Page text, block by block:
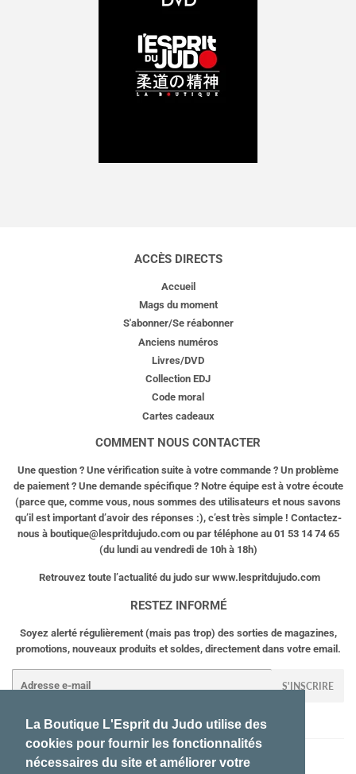
La Boutique L'Esprit du Judo utilise des
cookies pour fournir les fonctionnalités
nécessaires du site et améliorer votre
ACCÈS DIRECTS
Accueil
Mags du moment
S'abonner/Se réabonner
Anciens numéros
Livres/DVD
Collection EDJ
Code moral
Cartes cadeaux
COMMENT NOUS CONTACTER
Une question ? Une vérification suite à votre commande ? Un problème
de paiement ? Une demande spécifique ? Notre équipe est à votre écoute
(parce que, comme vous, nous sommes des utilisateurs et nous savons
qu’il est important d’avoir des réponses :), c’est très simple ! Contactez-
nous à boutique@lespritdujudo.comou par téléphone au 01 53 14 74 65
(du lundi au vendredi de 10h à 18h)
Retrouvez toute l’actualité du judo sur www.lespritdujudo.com
RESTEZ INFORMÉ
Soyez alerté régulièrement (mais pas trop) des sorties de magazines,
promotions, nouveaux produits et soldes, directement dans votre email.
S'INSCRIRE
Contactez-nous ! Mentions légales